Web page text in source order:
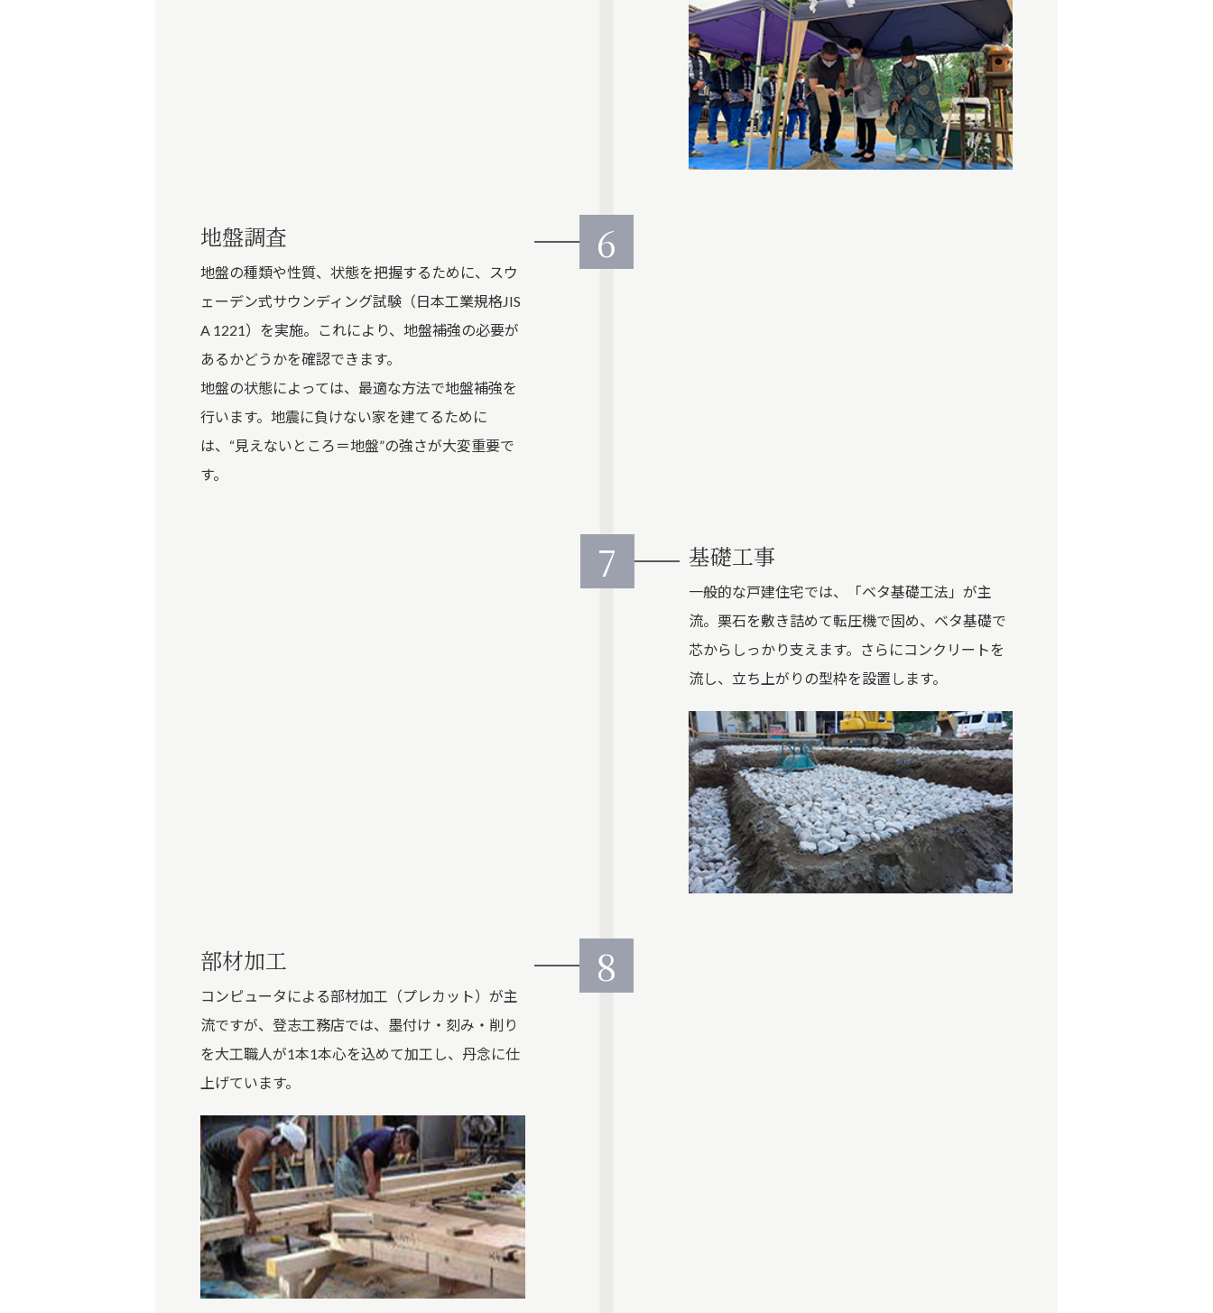
6
地盤調査
地盤の種類や性質、状態を把握するために、スウ
ェーデン式サウンディング試験（日本工業規格JIS
A 1221）を実施。これにより、地盤補強の必要が
あるかどうかを確認できます。
地盤の状態によっては、最適な方法で地盤補強を
行います。地震に負けない家を建てるために
は、“見えないところ＝地盤”の強さが大変重要で
す。
7 基礎工事
一般的な戸建住宅では、「ベタ基礎工法」が主
流。栗石を敷き詰めて転圧機で固め、ベタ基礎で
芯からしっかり支えます。さらにコンクリートを
流し、立ち上がりの型枠を設置します。
8
部材加工
コンピュータによる部材加工（プレカット）が主
流ですが、登志工務店では、墨付け・刻み・削り
を大工職人が1本1本心を込めて加工し、丹念に仕
上げています。